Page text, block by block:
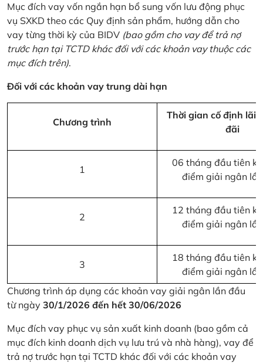
Mục đích vay vốn ngắn hạn bổ sung vốn lưu động phục
vụ SXKD theo các Quy định sản phẩm, hướng dẫn cho
vay từng thời kỳ của BIDV (bao gồm cho vay để trả nợ
trước hạn tại TCTD khác đối với các khoản vay thuộc các
mục đích trên).
Đối với các khoản vay trung dài hạn
Chương trình
Thời gian cố định lãi
đãi
1
06 tháng đầu tiên
điểm giải ngân
2
12 tháng đầu tiên
điểm giải ngân
3
18 tháng đầu tiên
điểm giải ngân
Chương trình áp dụng các khoản vay giải ngân lần đầu
từ ngày 30/1/2026 đến hết 30/06/2026
Mục đích vay phục vụ sản xuất kinh doanh (bao gồm cả
mục đích kinh doanh dịch vụ lưu trú và nhà hàng), vay để
trả nợ trước hạn tại TCTD khác đối với các khoản vay